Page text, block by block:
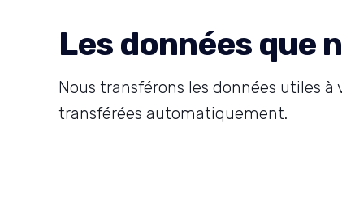
Les données que
Nous transférons les données utiles
transférées automatiquement.